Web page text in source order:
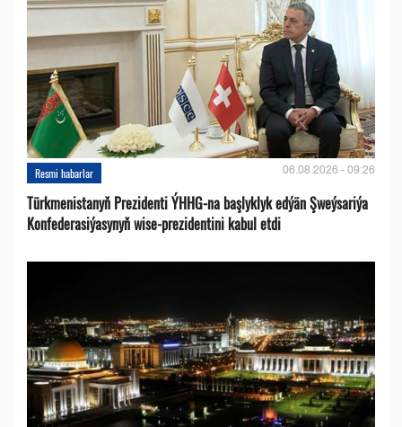
Resmi habarlar 06.08.2026 - 09:26
Türkmenistanyň Prezidenti ÝHHG-na başlyklyk edýän Şweýsariýa
Konfederasiýasynyň wise-prezidentini kabul etdi